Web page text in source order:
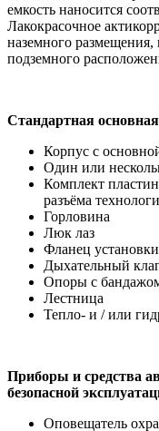
емкость наносится
Лакокрасочное
наземного размещения,
подземного
Стандартная
Корпус с
Один или
Комплект
разъёма
Горловина
Люк лаз
Фланец
Дыхательный
Опоры с бандажом
Лестница
Тепло- и / или
Приборы и средства
безопасной
Оповещатель